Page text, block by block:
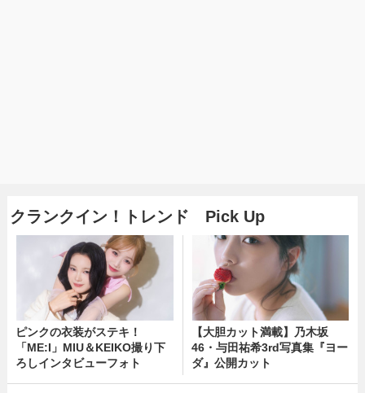
クランクイン！トレンド Pick Up
ピンクの衣装がステキ！
「ME:I」MIU＆KEIKO撮り下
ろしインタビューフォト
【大胆カット満載】乃木坂
46・与田祐希3rd写真集『ヨー
ダ』公開カット